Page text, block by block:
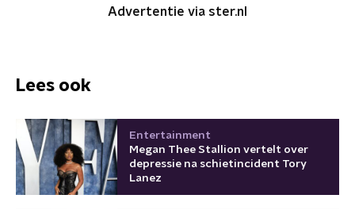
Advertentie via ster.nl
Lees ook
Entertainment
Megan Thee Stallion vertelt over
depressie na schietincident Tory
Lanez